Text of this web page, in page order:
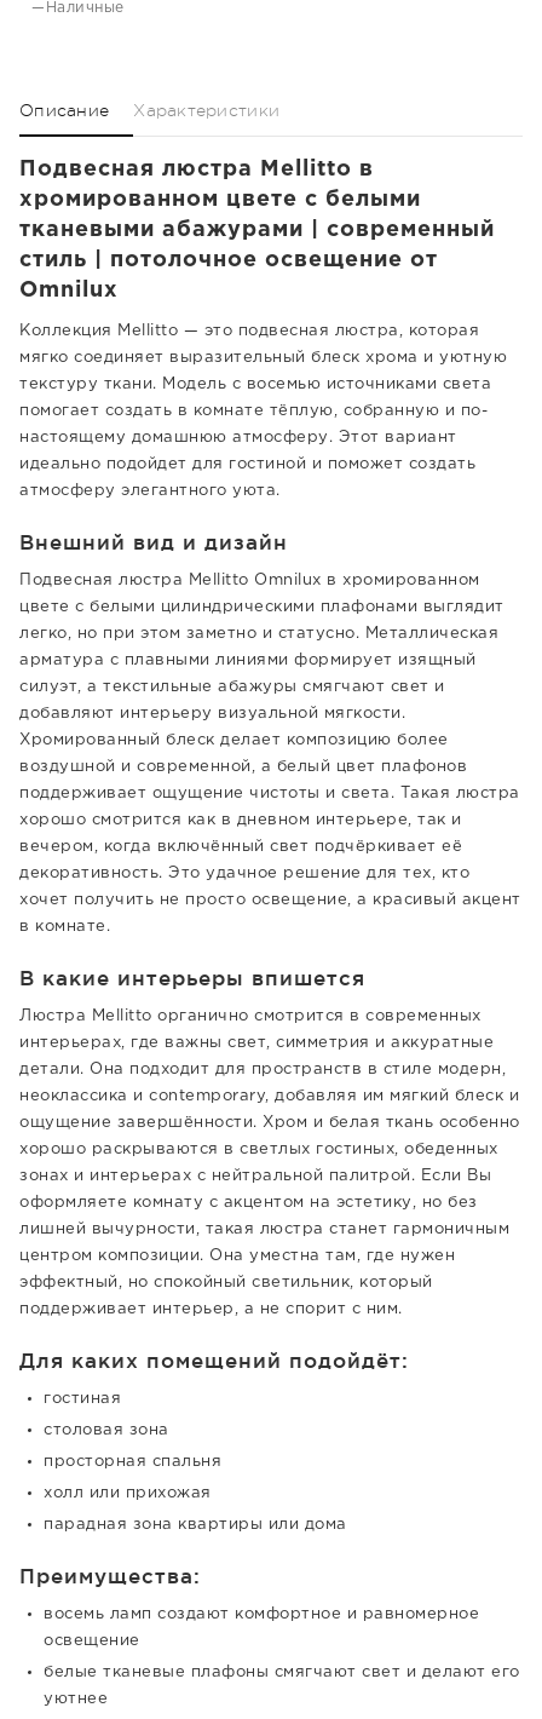
—Наличные
Описание Характеристики
Подвесная люстра Mellitto в
хромированном цвете с белыми
тканевыми абажурами | современный
стиль | потолочное освещение от
Omnilux
Коллекция Mellitto — это подвесная люстра, которая
мягко соединяет выразительный блеск хрома и уютную
текстуру ткани. Модель с восемью источниками света
помогает создать в комнате тёплую, собранную и по-
настоящему домашнюю атмосферу. Этот вариант
идеально подойдет для гостиной и поможет создать
атмосферу элегантного уюта.
Внешний вид и дизайн
Подвесная люстра Mellitto Omnilux в хромированном
цвете с белыми цилиндрическими плафонами выглядит
легко, но при этом заметно и статусно. Металлическая
арматура с плавными линиями формирует изящный
силуэт, а текстильные абажуры смягчают свет и
добавляют интерьеру визуальной мягкости.
Хромированный блеск делает композицию более
воздушной и современной, а белый цвет плафонов
поддерживает ощущение чистоты и света. Такая люстра
хорошо смотрится как в дневном интерьере, так и
вечером, когда включённый свет подчёркивает её
декоративность. Это удачное решение для тех, кто
хочет получить не просто освещение, а красивый акцент
в комнате.
В какие интерьеры впишется
Люстра Mellitto органично смотрится в современных
интерьерах, где важны свет, симметрия и аккуратные
детали. Она подходит для пространств в стиле модерн,
неоклассика и contemporary, добавляя им мягкий блеск и
ощущение завершённости. Хром и белая ткань особенно
хорошо раскрываются в светлых гостиных, обеденных
зонах и интерьерах с нейтральной палитрой. Если Вы
оформляете комнату с акцентом на эстетику, но без
лишней вычурности, такая люстра станет гармоничным
центром композиции. Она уместна там, где нужен
эффектный, но спокойный светильник, который
поддерживает интерьер, а не спорит с ним.
Для каких помещений подойдёт:
гостиная
столовая зона
просторная спальня
холл или прихожая
парадная зона квартиры или дома
Преимущества:
восемь ламп создают комфортное и равномерное
освещение
белые тканевые плафоны смягчают свет и делают его
уютнее